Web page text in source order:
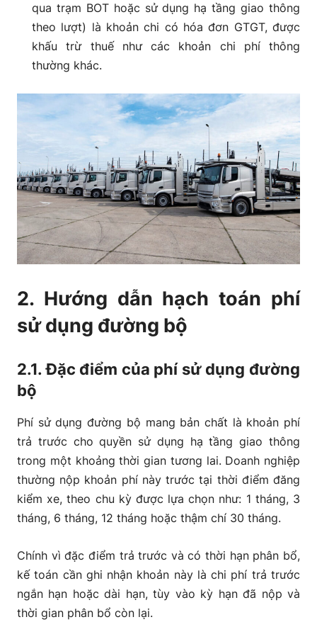
qua trạm BOT hoặc sử dụng hạ tầng giao thông
theo lượt) là khoản chi có hóa đơn GTGT, được
khấu trừ thuế như các khoản chi phí thông
thường khác.
2. Hướng dẫn hạch toán phí
sử dụng đường bộ
2.1. Đặc điểm của phí sử dụng đường
bộ
Phí sử dụng đường bộ mang bản chất là khoản phí
trả trước cho quyền sử dụng hạ tầng giao thông
trong một khoảng thời gian tương lai. Doanh nghiệp
thường nộp khoản phí này trước tại thời điểm đăng
kiểm xe, theo chu kỳ được lựa chọn như: 1 tháng, 3
tháng, 6 tháng, 12 tháng hoặc thậm chí 30 tháng.
Chính vì đặc điểm trả trước và có thời hạn phân bổ,
kế toán cần ghi nhận khoản này là chi phí trả trước
ngắn hạn hoặc dài hạn, tùy vào kỳ hạn đã nộp và
thời gian phân bổ còn lại.